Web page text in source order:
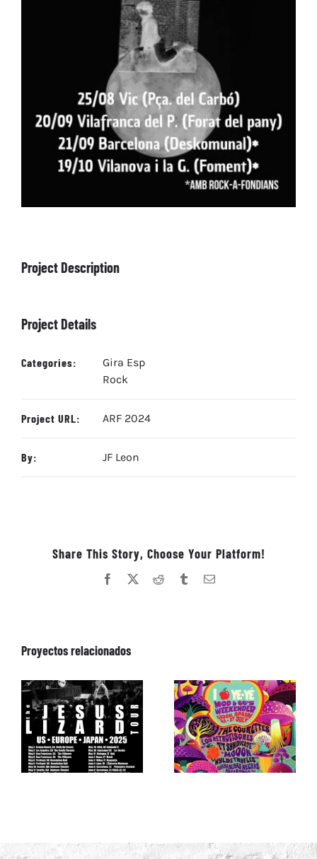
CONTRATACIÓN
CONTACTO
Project Description
Project Details
Categories:
Gira Esp
Rock
Project URL: ARF 2024
By: JF Leon
Share This Story, Choose Your Platform!
Facebook Reddit TumblrCorreo
Proyectos relacionados